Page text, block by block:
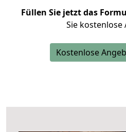
Füllen Sie jetzt das
Sie kostenlose
Kostenlose